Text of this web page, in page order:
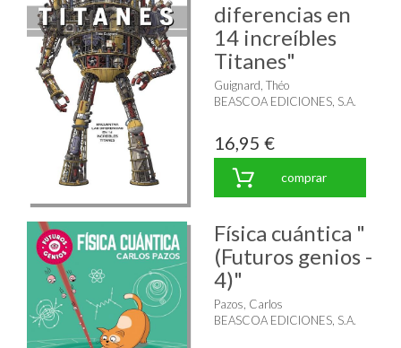
diferencias en
14 increíbles
Titanes"
Guignard, Théo
BEASCOA EDICIONES, S.A.
16,95 €
comprar
Física cuántica "
(Futuros genios -
4)"
Pazos, Carlos
BEASCOA EDICIONES, S.A.